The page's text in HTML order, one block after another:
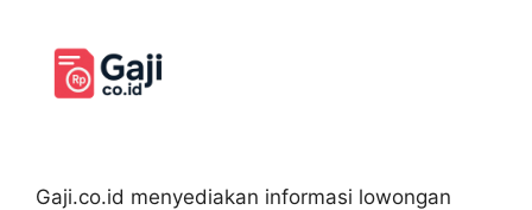
Gaji.co.id menyediakan informasi lowongan